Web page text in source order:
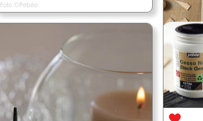
Foto ©Pébéo